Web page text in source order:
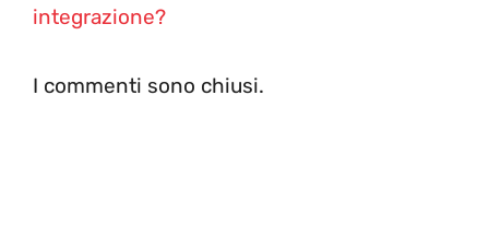
integrazione?
I commenti sono chiusi.